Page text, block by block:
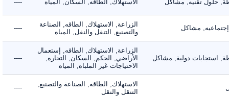
حلول تقنيه, مشاكل الاستهلاك, الطاقه, السكان, المياه ----
مشاكل
الزراعة, الاستهلاك, الطاقه, الصناعة
والتصنيع, التنقل والنقل, المياه
----
استجابات دولية, مشاكل
الزراعة, الاستهلاك, الطاقه, إستعمال
الأراضي, الحكم, السكان, التجاره,
الاحتياجات غير الملباه, المياه
----
الاستهلاك, الطاقه, الصناعة والتصنيع,
التنقل والنقل
----